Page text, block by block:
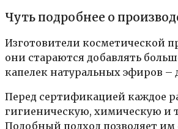
Чуть подробнее о
Изготовители косметической
они стараются добавлять
капелек натуральных эфиров –
Перед сертификацией каждое
гигиеническую, химическую и
Подобный подход позволяет им